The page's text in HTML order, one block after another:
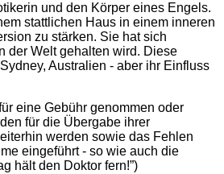
und den Körper eines Engels.
stattlichen Haus in einem inneren
zu stärken. Sie hat sich
der Welt gehalten wird. Diese
Australien - aber ihr Einfluss
eine Gebühr genommen oder
für die Übergabe ihrer
werden sowie das Fehlen
eingeführt - so wie auch die
hält den Doktor fern!”)